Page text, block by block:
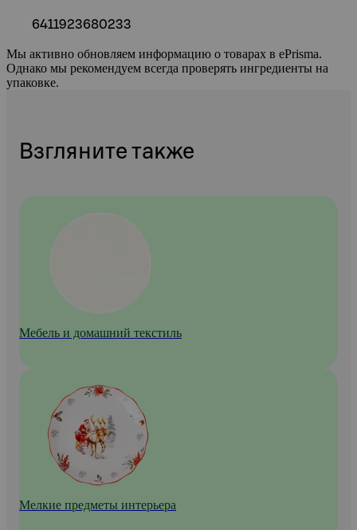
6411923680233
Мы активно обновляем информацию о товарах в ePrisma.
Однако мы рекомендуем всегда проверять ингредиенты на
упаковке.
Взгляните также
Мебель и домашний текстиль
Мелкие предметы интерьера